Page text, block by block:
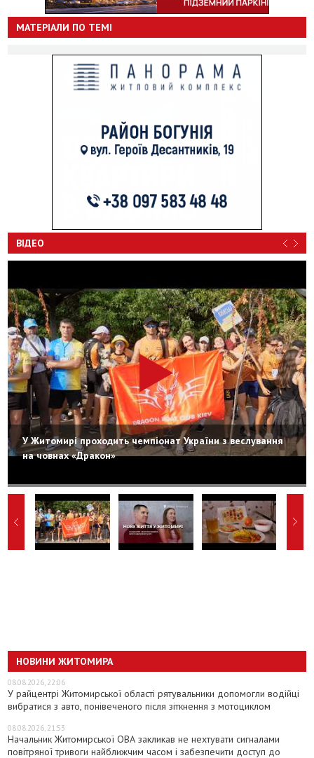
МАТЕРІАЛИ ПО ТЕМІ
ВІДЕО
У Житомирі проходить чемпіонат України з веслування
на човнах «Дракон»
НОВИНИ ЖИТОМИРА
08.08.2026, 22:06
У райцентрі Житомирської області рятувальники допомогли водійці
вибратися з авто, понівеченого після зіткнення з мотоциклом
08.08.2026, 21:53
Начальник Житомирської ОВА закликав не нехтувати сигналами
повітряної тривоги найближчим часом і забезпечити доступ до